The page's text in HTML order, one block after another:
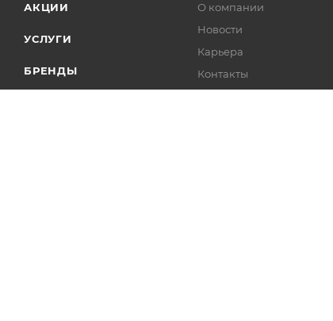
АКЦИИ
УСЛУГИ
БРЕНДЫ
О компании
Новости
Карьера
Контакты